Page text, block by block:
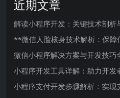
近期文章
解读小程序开发：关键技术剖析
**微信人脸核身技术解析：保
微信小程序解决方案与开发技巧
小程序开发工具详解：助力开发
小程序支付开发步骤解析：实现